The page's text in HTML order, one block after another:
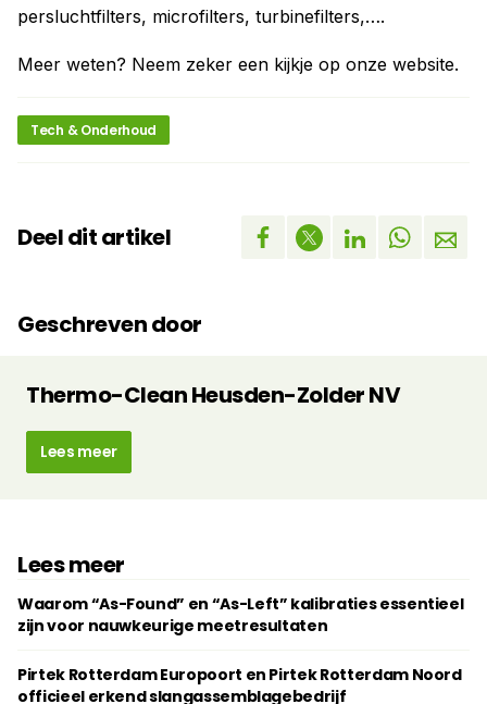
persluchtfilters, microfilters, turbinefilters,….
Meer weten? Neem zeker een kijkje op onze website.
Tech & Onderhoud
Deel dit artikel
Geschreven door
Thermo-Clean Heusden-Zolder NV
Lees meer
Lees meer
Waarom “As-Found” en “As-Left” kalibraties essentieel
zijn voor nauwkeurige meetresultaten
Pirtek Rotterdam Europoort en Pirtek Rotterdam Noord
officieel erkend slangassemblagebedrijf